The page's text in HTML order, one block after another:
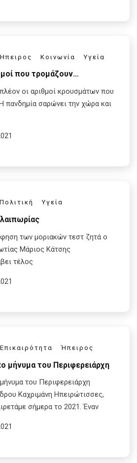
Ήπειρος Κοινωνία Υγεία
που τρομάζουν…
οι αριθμοί κρουσμάτων που
πανδημία σαρώνει την χώρα και
Πολιτική Υγεία
των μοριακών τεστ ζητά ο
Μάριος Κάτσης
τέλος
Επικαιρότητα Ήπειρος
μήνυμα του Περιφερειάρχη
του Περιφερειάρχη
Καχριμάνη Hπειρώτισσες,
σήμερα το 2021. Έναν